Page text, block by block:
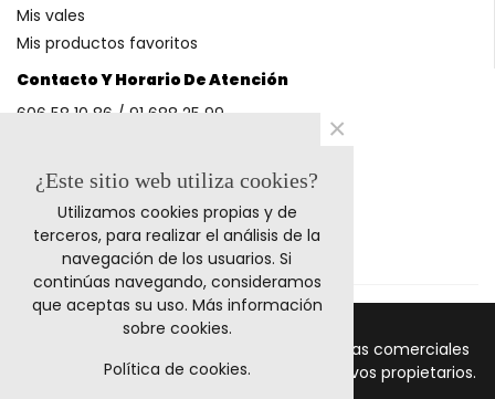
Contacto Y Horario De Atención
606 58 10 86 / 91 688 25 99
Métodos De Pago
Mis vales
Mis productos favoritos
© 2011-2024 Retrocables. Los logos y marcas comerciales
mencionadas corresponden a sus respectivos propietarios.
¿Este sitio web utiliza cookies?
Utilizamos cookies propias y de
terceros, para realizar el análisis de la
navegación de los usuarios. Si
continúas navegando, consideramos
que aceptas su uso. Más información
sobre cookies.
Política de cookies.
×